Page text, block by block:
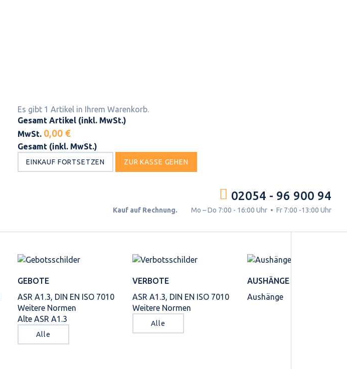
Es gibt 1 Artikel in Ihrem Warenkorb.
Gesamt Artikel (inkl. MwSt.)
MwSt. 0,00 €
Gesamt (inkl. MwSt.)
EINKAUF FORTSETZEN ZUR KASSE GEHEN
02054 - 96 900 94
Kauf auf Rechnung. Mo – Do 7:00 - 16:00 Uhr • Fr 7:00 -13:00 Uhr
GEBOTE
ASR A1.3, DIN EN ISO 7010
Weitere Normen
Alte ASR A1.3
Alle
VERBOTE
ASR A1.3, DIN EN ISO 7010
Weitere Normen
Alle
AUSHÄNGE
Aushänge